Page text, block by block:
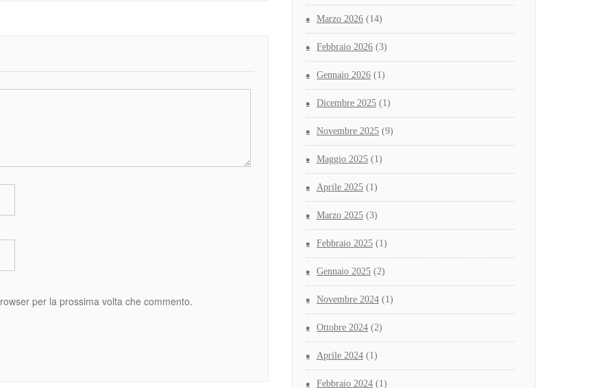
per la prossima volta che commento.
Marzo 2026 (14)
Febbraio 2026 (3)
Gennaio 2026 (1)
Dicembre 2025 (1)
Novembre 2025 (9)
Maggio 2025 (1)
Aprile 2025 (1)
Marzo 2025 (3)
Febbraio 2025 (1)
Gennaio 2025 (2)
Novembre 2024 (1)
Ottobre 2024 (2)
Aprile 2024 (1)
Febbraio 2024 (1)